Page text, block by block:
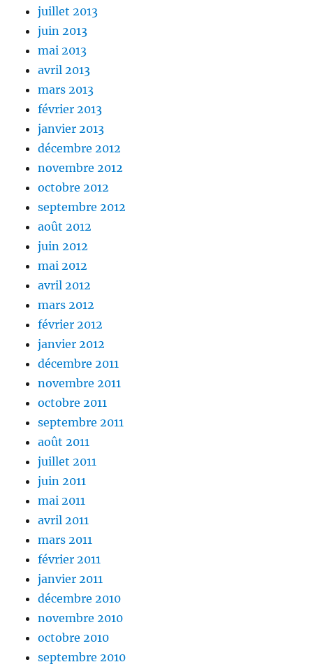
juillet 2013
juin 2013
mai 2013
avril 2013
mars 2013
février 2013
janvier 2013
décembre 2012
novembre 2012
octobre 2012
septembre 2012
août 2012
juin 2012
mai 2012
avril 2012
mars 2012
février 2012
janvier 2012
décembre 2011
novembre 2011
octobre 2011
septembre 2011
août 2011
juillet 2011
juin 2011
mai 2011
avril 2011
mars 2011
février 2011
janvier 2011
décembre 2010
novembre 2010
octobre 2010
septembre 2010